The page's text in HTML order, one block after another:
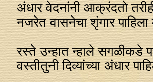
अंधार वेदनांनी आक्रंदतो
नजरेत वासनेचा शृंगार पाहिला
रस्ते उन्हात न्हाले सगळीकडे
वस्तीतुनी दिव्यांच्या अंधार